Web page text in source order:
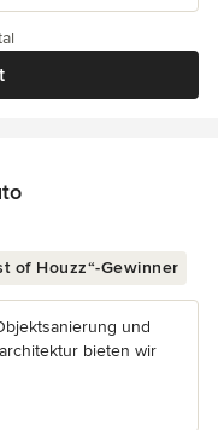
5 Sternen
of Houzz“-Gewinner
und
bieten wir